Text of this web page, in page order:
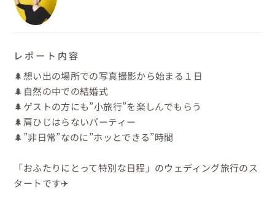
レポート内容
🌲想い出の場所での写真撮影から始まる１日
🌲自然の中での結婚式
🌲ゲストの方にも”小旅行”を楽しんでもらう
🌲肩ひじはらないパーティー
🌲”非日常”なのに”ホッとできる”時間
「おふたりにとって特別な日程」のウェディング旅行のス
タートです✈